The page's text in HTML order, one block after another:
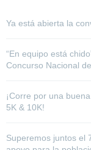
Ya está abierta la
“En equipo está
Concurso Nacional
¡Corre por una
5K & 10K!
Superemos juntos el